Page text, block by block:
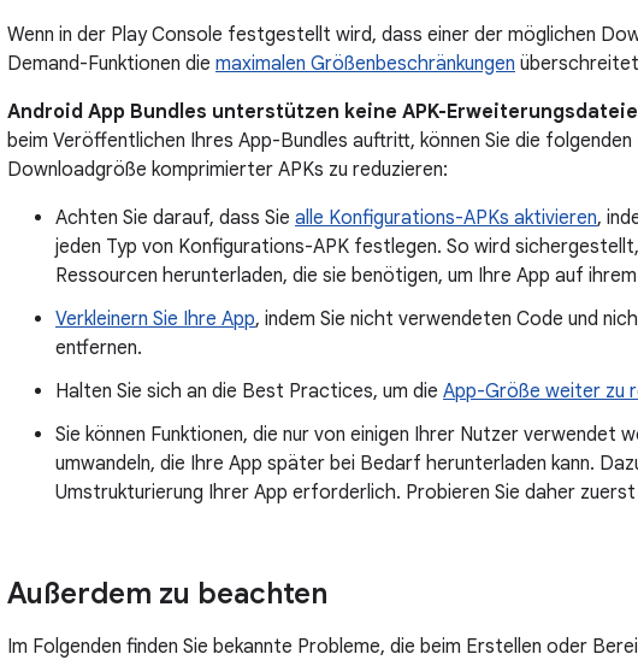
Wenn in der Play Console festgestellt wird, dass einer der möglichen
Demand-Funktionen die maximalen Größenbeschränkungen
Android App Bundles unterstützen keine APK-
beim Veröffentlichen Ihres App-Bundles auftritt, können Sie die
Downloadgröße komprimierter APKs zu reduzieren:
Achten Sie darauf, dass Sie alle Konfigurations-APKs aktivieren,
jeden Typ von Konfigurations-APK festlegen. So wird
Ressourcen herunterladen, die sie benötigen, um Ihre App auf
Verkleinern Sie Ihre App, indem Sie nicht verwendeten Code und
entfernen.
Halten Sie sich an die Best Practices, um die App-Größe weiter zu
Sie können Funktionen, die nur von einigen Ihrer Nutzer verwendet
umwandeln, die Ihre App später bei Bedarf herunterladen kann.
Umstrukturierung Ihrer App erforderlich. Probieren Sie daher
Außerdem zu beachten
Im Folgenden finden Sie bekannte Probleme, die beim Erstellen oder